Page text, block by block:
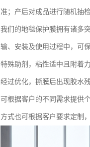
准；产后对成品进行随机抽
我们的地毯保护膜拥有诸多
输、安装及使用过程中，可
特殊助剂，粘性适中且附着
经过优化，撕膜后出现胶水
可根据客户的不同需求提供
方式也可根据客户要求定制